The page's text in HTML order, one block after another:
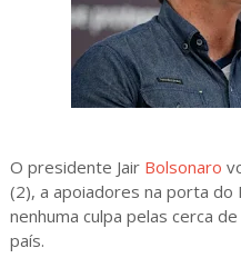
O presidente Jair Bolsonaro
(2), a apoiadores na porta do
nenhuma culpa pelas cerca
país.